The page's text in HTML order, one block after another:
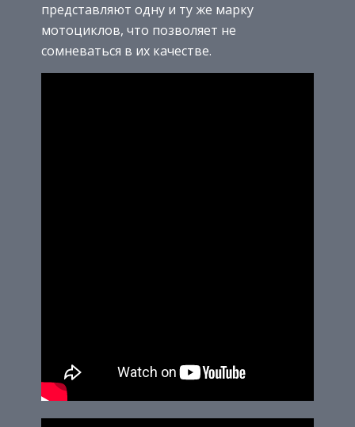
представляют одну и ту же марку
мотоциклов, что позволяет не
сомневаться в их качестве.